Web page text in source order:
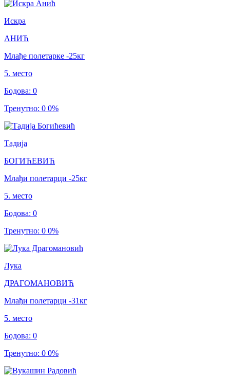
Искра
АНИЋ
Млађе полетарке -25кг
5. место
Бодова: 0
Тренутно: 0 0%
Тадија
БОГИЋЕВИЋ
Млађи полетарци -25кг
5. место
Бодова: 0
Тренутно: 0 0%
Лука
ДРАГОМАНОВИЋ
Млађи полетарци -31кг
5. место
Бодова: 0
Тренутно: 0 0%